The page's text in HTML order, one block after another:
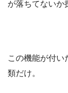
が落ちてないか
この機能が付い
類だけ。